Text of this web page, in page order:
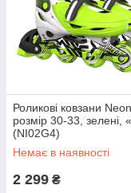
Роликові ковзани
розмір 30-33, зелені,
(NI02G4)
Немає в наявності
2 299 ₴